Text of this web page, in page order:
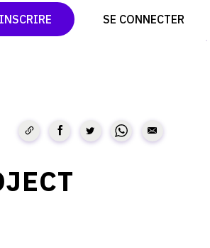
SE CONNECTER
TWITTER
PINTEREST